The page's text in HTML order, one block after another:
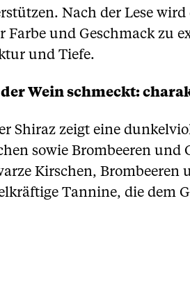
Nach der Lese
Farbe und Geschmack zu
und Tiefe.
der Wein schmeckt:
Shiraz zeigt eine
sowie Brombeeren
Kirschen, Brombeeren
Tannine, die dem